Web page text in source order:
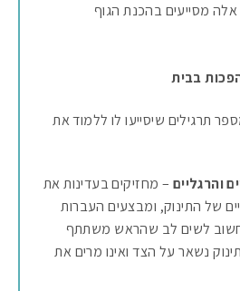
אלה מסייעים בהכנת הגוף
בבית
תרגילים שיסייעו לו ללמוד את
והרגליים – מחזיקים בעדינות את
של התינוק, ומבצעים העברות
לשים לב שהראש משתתף
נשאר על הצד ואינו מרים את